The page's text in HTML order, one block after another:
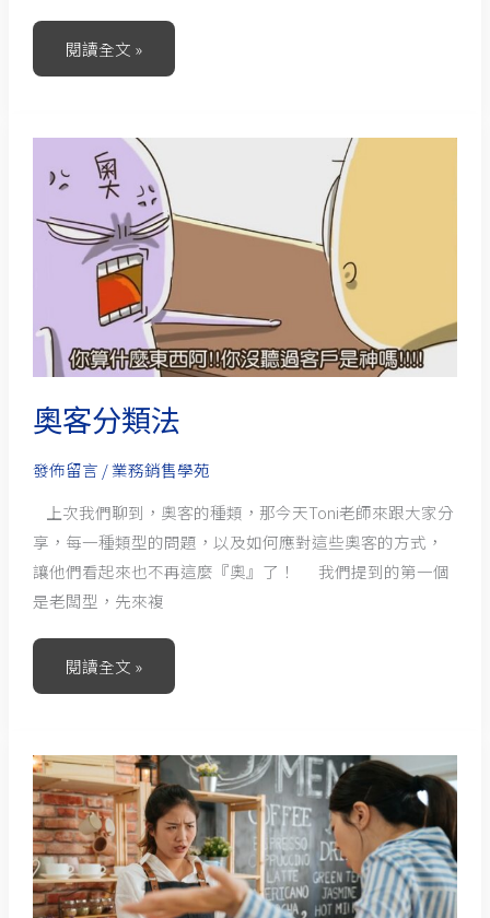
閱讀全文 »
奧客分類法
發佈留言 /業務銷售學苑
上次我們聊到，奧客的種類，那今天Toni老師來跟大家分
享，每一種類型的問題，以及如何應對這些奧客的方式，
讓他們看起來也不再這麼『奧』了！ 我們提到的第一個
是老闆型，先來複
客
類
閱讀全文 »
奧
客
應
對
法